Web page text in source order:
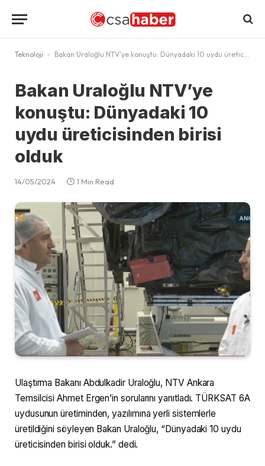
Teknoloji - Bakan Uraloğlu NTV’ye konuştu: Dünyadaki 10 uydu üreticisinden birisi olduk
Bakan Uraloğlu NTV’ye
konuştu: Dünyadaki 10
uydu üreticisinden birisi
olduk
14/05/2024 1 Min Read
Ulaştırma Bakanı Abdulkadir Uraloğlu, NTV Ankara
Temsilcisi Ahmet Ergen’in sorularını yanıtladı. TÜRKSAT 6A
uydusunun üretiminden, yazılımına yerli sistemlerle
üretildiğini söyleyen Bakan Uraloğlu, “Dünyadaki 10 uydu
üreticisinden birisi olduk.” dedi.